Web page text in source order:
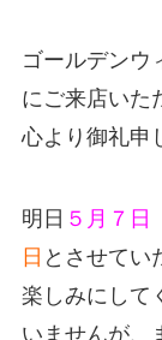
ゴールデンウ
にご来店いた
心より御礼申
明日 ５月７日
日 とさせてい
楽しみにして
いませんが、